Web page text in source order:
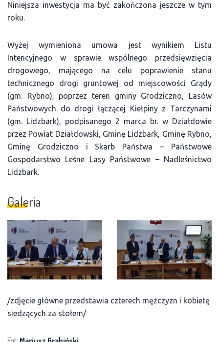
Niniejsza inwestycja ma być zakończona jeszcze w tym
roku.
Wyżej wymieniona umowa jest wynikiem Listu
Intencyjnego w sprawie wspólnego przedsięwzięcia
drogowego, mającego na celu poprawienie stanu
technicznego drogi gruntowej od miejscowości Grądy
(gm. Rybno), poprzez teren gminy Grodziczno, Lasów
Państwowych do drogi łączącej Kiełpiny z Tarczynami
(gm. Lidzbark), podpisanego 2 marca br. w Działdowie
przez Powiat Działdowski, Gminę Lidzbark, Gminę Rybno,
Gminę Grodziczno i Skarb Państwa – Państwowe
Gospodarstwo Leśne Lasy Państwowe – Nadleśnictwo
Lidzbark.
Galeria
/zdjęcie główne przedstawia czterech mężczyzn i kobietę
siedzących za stołem/